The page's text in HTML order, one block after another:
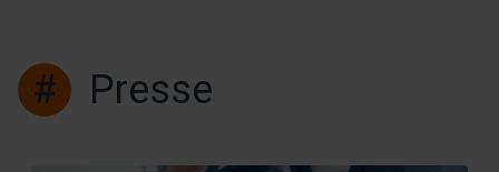
# Presse